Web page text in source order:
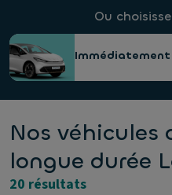
Ou
Immédiatement
Nos véhicules
longue durée
20 résultats